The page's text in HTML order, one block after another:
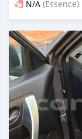
N/A (Essence)
Publié il y a 5 mois